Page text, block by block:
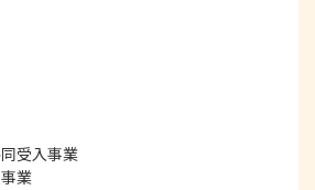
受入事業
業